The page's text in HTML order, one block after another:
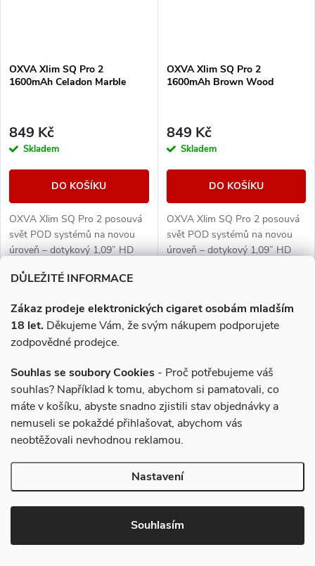
DŮLEŽITÉ INFORMACE
Zákaz prodeje elektronických cigaret osobám mladším
18 let. Děkujeme Vám, že svým nákupem podporujete
zodpovědné prodejce.
Souhlas se soubory Cookies - Proč potřebujeme váš
souhlas? Například k tomu, abychom si pamatovali, co
máte v košíku, abyste snadno zjistili stav objednávky a
nemuseli se pokaždé přihlašovat, abychom vás
neobtěžovali nevhodnou reklamou.
Nastavení
Souhlasím
OXVA Xlim SQ Pro 2
1600mAh Celadon Marble
849 Kč
Skladem
DO KOŠÍKU
OXVA Xlim SQ Pro 2 posouvá
svět POD systémů na novou
úroveň – dotykový 1,09” HD
baterii, rychlé nabíjení přes
OXVA Xlim SQ Pro 2
1600mAh Brown Wood
849 Kč
Skladem
DO KOŠÍKU
OXVA Xlim SQ Pro 2 posouvá
svět POD systémů na novou
úroveň – dotykový 1,09” HD
Novinka
OXVA Xlim SQ Pro 2
1600mAh Blue Shadow
849 Kč
Momentálně nedostupné
ZOBRAZIT
OXVA Xlim SQ Pro 2
1600mAh Brown Leather
849 Kč
Skladem
DO KOŠÍKU